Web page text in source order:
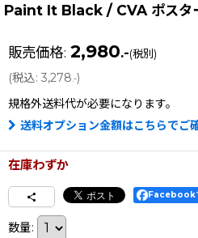
Paint It Black / CVA ポスタ
販売価格: 2,980.-(税別)
(税込: 3,278.-)
規格外送料代が必要になります。
送料オプション金額はこちらでご
在庫わずか
Facebook
数量: